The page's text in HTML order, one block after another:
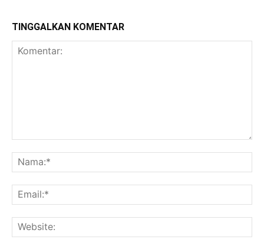
TINGGALKAN KOMENTAR